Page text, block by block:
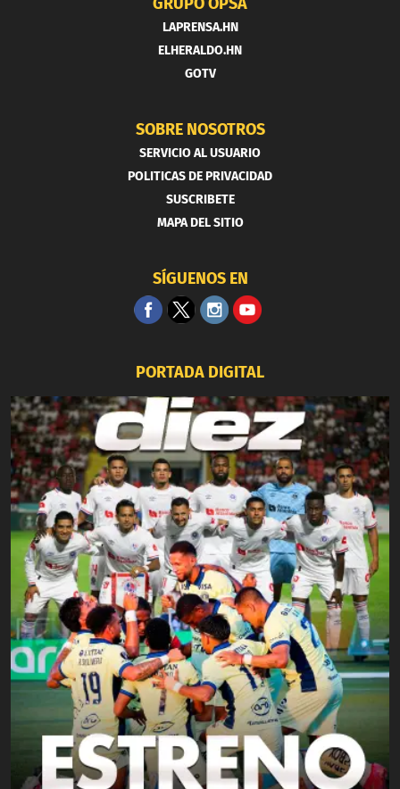
LAPRENSA.HN
ELHERALDO.HN
GOTV
SOBRE NOSOTROS
SERVICIO AL USUARIO
POLITICAS DE PRIVACIDAD
SUSCRIBETE
MAPA DEL SITIO
SÍGUENOS EN
PORTADA DIGITAL